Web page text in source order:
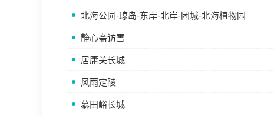
北海公园-琼岛-东岸-北岸-团城-北海植物园
静心斋访雪
居庸关长城
风雨定陵
慕田峪长城